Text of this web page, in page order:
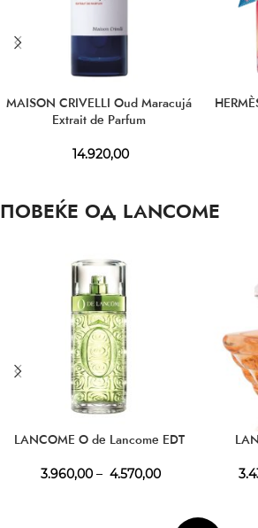
MAISON CRIVELLI Oud Maracujá
Extrait de Parfum
14.920,00
ПОВЕЌЕ ОД LANCOME
LANCOME O de Lancome EDT
3.960,00 – 4.570,00